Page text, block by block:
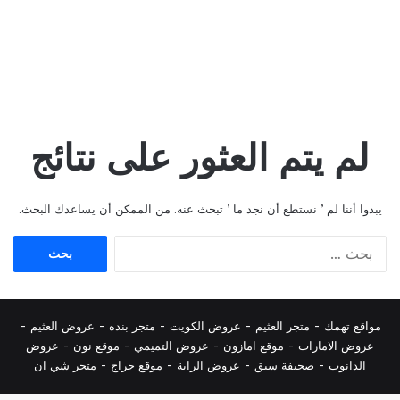
لم يتم العثور على نتائج
يبدوا أننا لم ’ نستطع أن نجد ما ’ تبحث عنه. من الممكن أن يساعدك البحث.
مواقع تهمك - متجر العثيم - عروض الكويت - متجر بنده - عروض العثيم -
عروض الامارات - موقع امازون - عروض التميمي - موقع نون - عروض
الدانوب - صحيفة سبق - عروض الراية - موقع حراج - متجر شي ان